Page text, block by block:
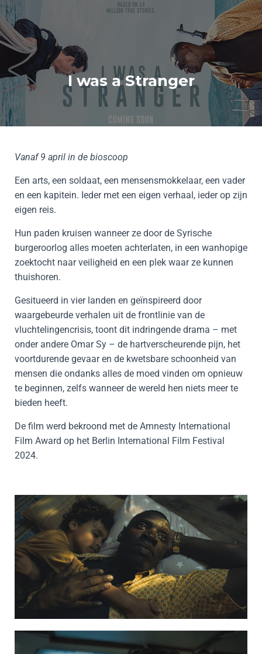
I was a Stranger
Vanaf 9 april in de bioscoop
Een arts, een soldaat, een mensensmokkelaar, een vader
en een kapitein. Ieder met een eigen verhaal, ieder op zijn
eigen reis.
Hun paden kruisen wanneer ze door de Syrische
burgeroorlog alles moeten achterlaten, in een wanhopige
zoektocht naar veiligheid en een plek waar ze kunnen
thuishoren.
Gesitueerd in vier landen en geïnspireerd door
waargebeurde verhalen uit de frontlinie van de
vluchtelingencrisis, toont dit indringende drama – met
onder andere Omar Sy – de hartverscheurende pijn, het
voortdurende gevaar en de kwetsbare schoonheid van
mensen die ondanks alles de moed vinden om opnieuw
te beginnen, zelfs wanneer de wereld hen niets meer te
bieden heeft.
De film werd bekroond met de Amnesty International
Film Award op het Berlin International Film Festival
2024.